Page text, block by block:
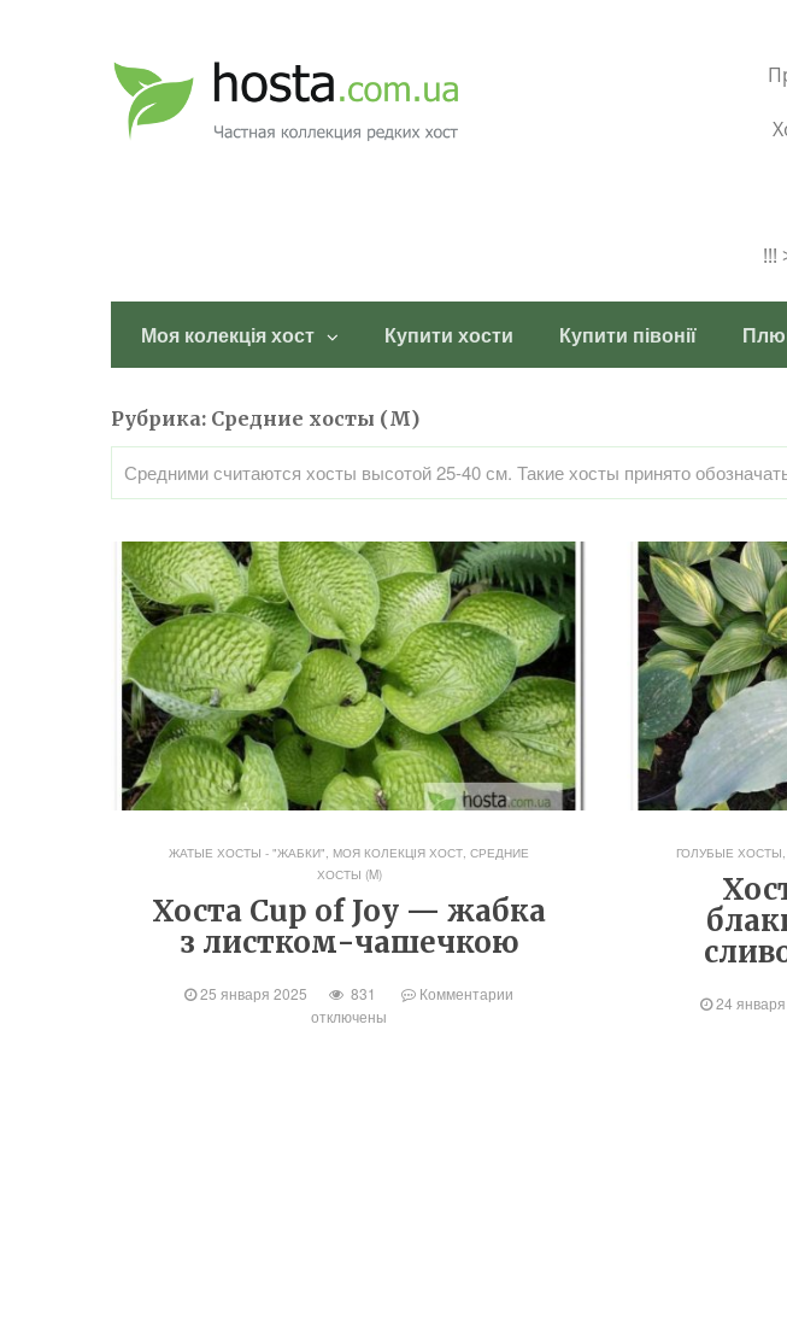
!!!
Моя колекція хост Купити хости Купити півонії
Рубрика: Средние хосты (M)
Средними считаются хосты высотой 25-40 см. Такие хосты принято
ЖАТЫЕ ХОСТЫ - "ЖАБКИ", МОЯ КОЛЕКЦІЯ ХОСТ,СРЕДНИЕ
ХОСТЫ (M)
Хоста Cup of Joy — жабка
з листком-чашечкою
25 января 2025 831
Комментарии
отключены
ГОЛУБЫЕ ХОСТЫ,
24